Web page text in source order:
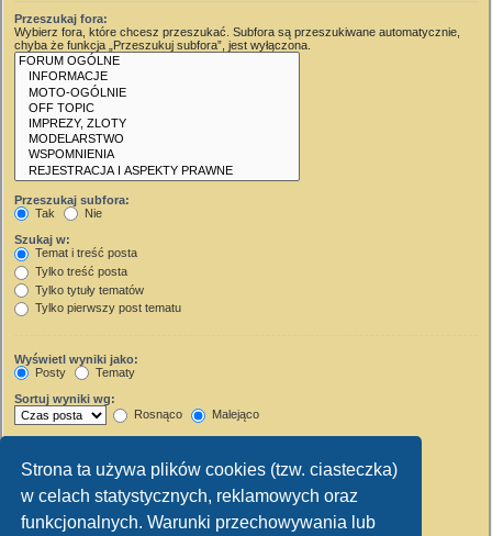
Strona ta używa plików cookies (tzw. ciasteczka)
w celach statystycznych, reklamowych oraz
funkcjonalnych. Warunki przechowywania lub
Przeszukaj fora:
Wybierz fora, które chcesz przeszukać. Subfora są przeszukiwane automatycznie,
chyba że funkcja „Przeszukuj subfora”, jest wyłączona.
Przeszukaj subfora:
Tak
Nie
Szukaj w:
Temat i treść posta
Tylko treść posta
Tylko tytuły tematów
Tylko pierwszy post tematu
Wyświetl wyniki jako:
Posty
Tematy
Sortuj wyniki wg:
Rosnąco
Malejąco
Wyświetl pierwsze:
Ustaw 0, aby wyświetlić cały post.
znaków w poście